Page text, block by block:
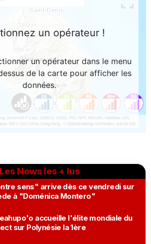
Les News les + lus
sens" arrive dès ce vendredi sur
à "Doménica Montero"
accueille l'élite mondiale du
sur Polynésie la 1ère